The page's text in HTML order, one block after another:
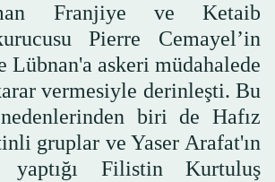
Franjiye ve Ketaib
Pierre Cemayel’in
Lübnan'a askeri müdahalede
vermesiyle derinleşti. Bu
biri de Hafız
gruplar ve Yaser Arafat'ın
yaptığı Filistin Kurtuluş